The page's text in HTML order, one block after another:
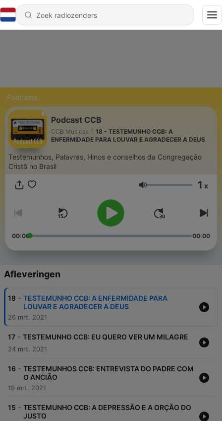
Podcasts
Podcast CCB
CCB Musicas
18 - TESTEMUNHO CCB: A
ENFERMIDADE PARA LOUVAR E AGRADECER A DEUS
Testemunhos, Palavras, Hinos e conselhos da Congregação
Cristã no Brasil
Volume 1 x
00:00 00:00
Afleveringen
18 - TESTEMUNHO CCB: A ENFERMIDADE PARA
LOUVAR E AGRADECER A DEUS
26 mrt. 2021
17 - TESTEMUNHO CCB: EU QUERO VER UM MILAGRE
24 mrt. 2021
16 - TESTEMUNHOS CCB: ENTREVISTA DO PADRE COM
O ANCIÃO
19 mrt. 2021
15 - TESTEMUNHO CCB: A DEPRESSÃO E A ORÇÃO DO
JUSTO